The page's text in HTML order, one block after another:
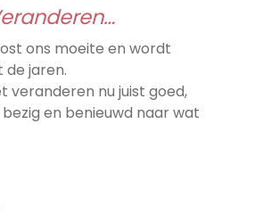
ons moeite en wordt
de jaren.
veranderen nu juist goed,
en benieuwd naar wat